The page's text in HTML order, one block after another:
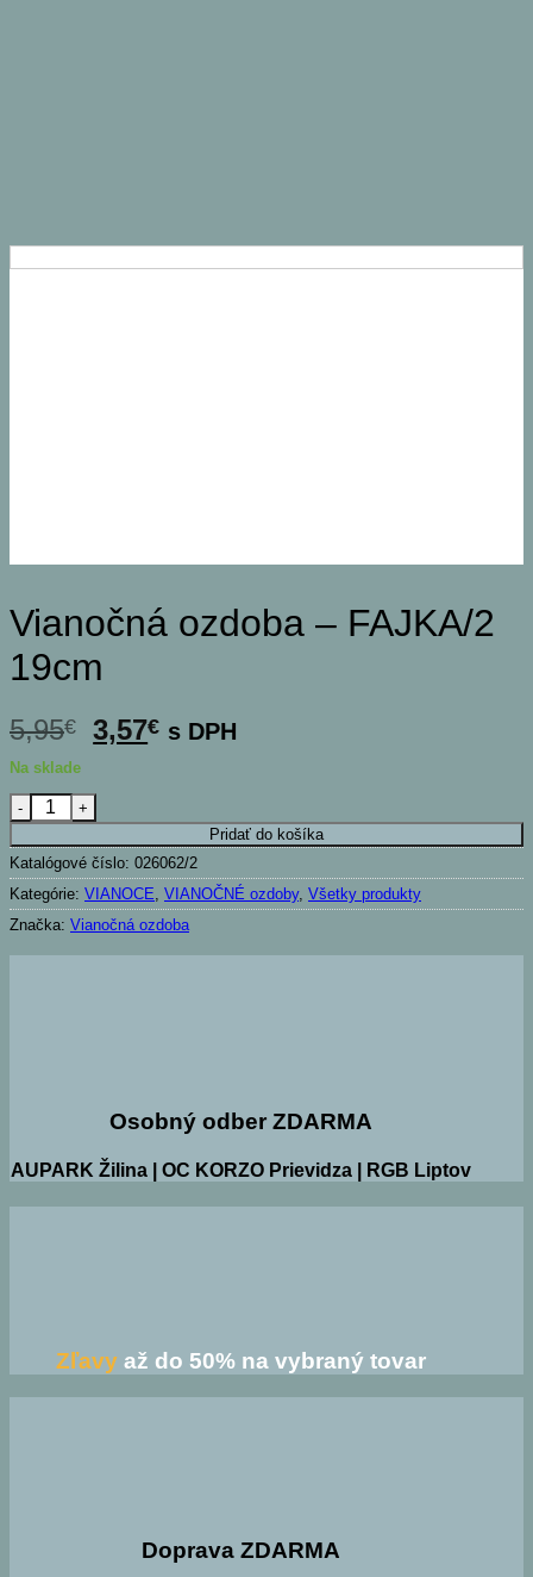
Vianočná ozdoba – FAJKA/2
19cm
5,95€
Pôvodná
bola:
5,95€.
3,57€Aktuálna
3,57€.
s DPH
Na sklade
množstvo Vianočná ozdoba - FAJKA/2 19cm
Pridať do košíka
Katalógové číslo: 026062/2
Kategórie: VIANOCE, VIANOČNÉ ozdoby, Všetky produkty
Značka: Vianočná ozdoba
Osobný odber ZDARMA
AUPARK Žilina | OC KORZO Prievidza | RGB Liptov
Zľavyaž do 50% na vybraný tovar
Doprava ZDARMA